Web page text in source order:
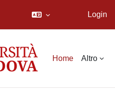
Login
Home Altro